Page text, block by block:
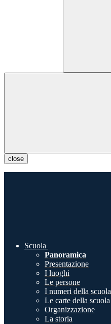
close
Scuola
Panoramica
Presentazione
I luoghi
Le persone
I numeri della scuola
Le carte della scuola
Organizzazione
La storia